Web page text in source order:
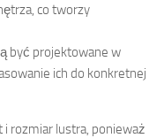
co tworzy
być projektowane w
ich do konkretnej
i rozmiar lustra, ponieważ